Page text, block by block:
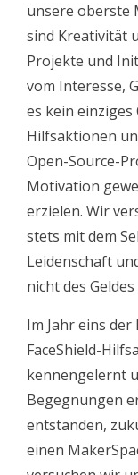
unsere oberste
sind Kreativität
Projekte und
vom Interesse,
es kein
Hilfsaktionen
Open-Source-
Motivation
erzielen. Wir
stets mit dem
Leidenschaft
nicht des
Im Jahr eins
FaceShield-
kennengelernt
Begegnungen
entstanden,
einen